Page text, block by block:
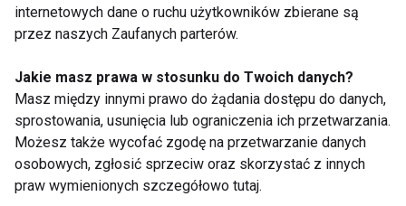
Australijscy naukowcy
zbadali, które obszary
mózgu odpowiadają
za zakochanie
Odstawienie alkoholu
pomaga poprawić stan
kory mózgowej
internetowych dane o ruchu użytkowników zbierane są
przez naszych Zaufanych parterów.
Jakie masz prawa w stosunku do Twoich danych?
Masz między innymi prawo do żądania dostępu do danych,
sprostowania, usunięcia lub ograniczenia ich przetwarzania.
Możesz także wycofać zgodę na przetwarzanie danych
osobowych, zgłosić sprzeciw oraz skorzystać z innych
praw wymienionych szczegółowo tutaj.